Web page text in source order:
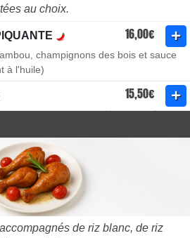
au choix.
16,00€
champignons des bois et sauce
à l'huile)
15,50€
de riz blanc, de riz